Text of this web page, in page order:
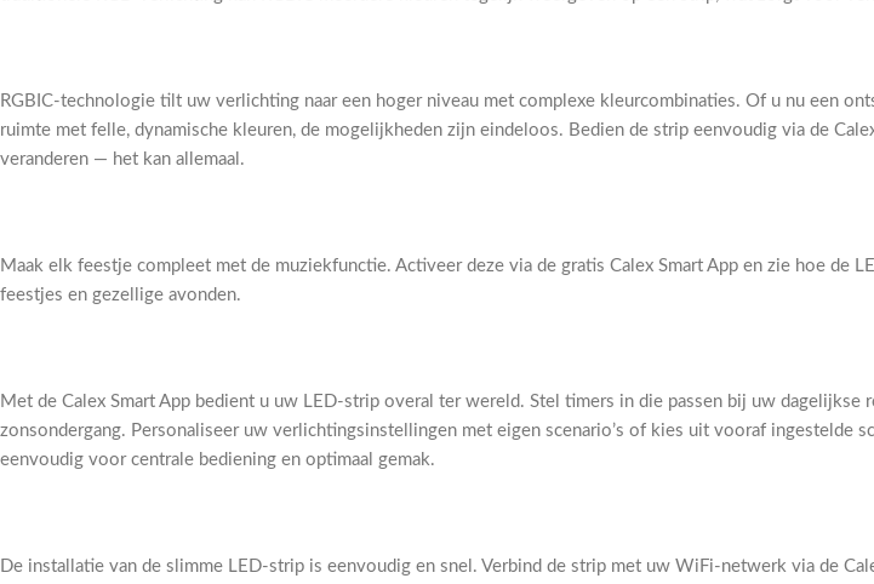
RGBIC-technologie tilt uw verlichting naar een hoger niveau met complexe kleurcombinaties. Of u nu een
ruimte met felle, dynamische kleuren, de mogelijkheden zijn eindeloos. Bedien de strip eenvoudig via de
veranderen — het kan allemaal.
Maak elk feestje compleet met de muziekfunctie. Activeer deze via de gratis Calex Smart App en zie hoe
feestjes en gezellige avonden.
Met de Calex Smart App bedient u uw LED-strip overal ter wereld. Stel timers in die passen bij uw
zonsondergang. Personaliseer uw verlichtingsinstellingen met eigen scenario’s of kies uit vooraf ingestelde
eenvoudig voor centrale bediening en optimaal gemak.
De installatie van de slimme LED-strip is eenvoudig en snel. Verbind de strip met uw WiFi-netwerk via de